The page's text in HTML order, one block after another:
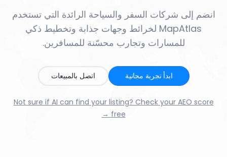
انضم إلى شركات السفر والسياحة الرائدة التي تستخدم
MapAtlas لخرائط وجهات جذابة وتخطيط ذكي
للمسارات وتجارب محسّنة للمسافرين.
ابدأ تجربة مجانية اتصل بالمبيعات
Not sure if AI can find your listing? Check your AEO score
free →